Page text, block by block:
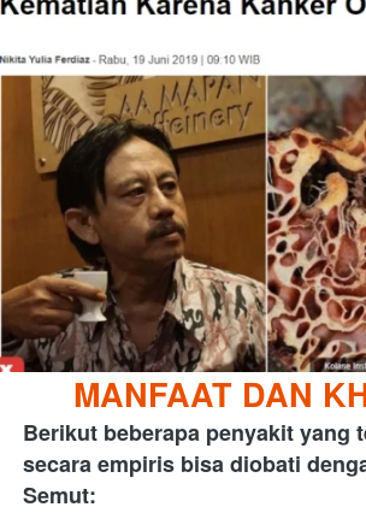
MANFAAT DAN
Berikut beberapa penyakit yang
secara empiris bisa diobati
Semut: